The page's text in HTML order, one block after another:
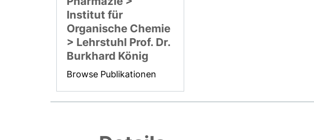
Institut für
Organische Chemie
> Lehrstuhl Prof. Dr.
Burkhard König
Browse Publikationen